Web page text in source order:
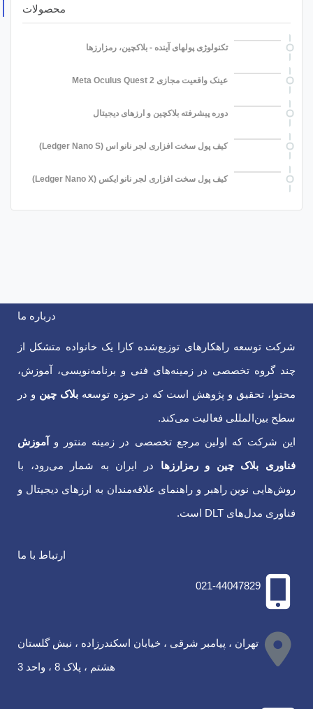
محصولات
تکنولوژی پولهای آینده - بلاکچین، رمزارزها
عینک واقعیت مجازی Meta Oculus Quest 2
دوره پیشرفته بلاکچین و ارزهای دیجیتال
کیف پول سخت افزاری لجر نانو اس (Ledger Nano S)
کیف پول سخت افزاری لجر نانو ایکس (Ledger Nano X)
درباره ما
شرکت توسعه راهکارهای توزیع‌شده کارا یک خانواده متشکل از
چند گروه تخصصی در زمینه‌های فنی و برنامه‌نویسی، آموزش،
محتوا، تحقیق و پژوهش است که در حوزه توسعه بلاک چین و در
سطح بین‌المللی فعالیت می‌کند.
این شرکت که اولین مرجع تخصصی در زمینه منتور و
آموزش
فناوری بلاک چین و رمزارزها در ایران به شمار می‌رود، با
روش‌هایی نوین راهبر و راهنمای علاقه‌مندان به ارزهای دیجیتال و
فناوری‌‌ مدل‌های DLT است.
ارتباط با ما
021-44047829
تهران ، پیامبر شرقی ، خیابان اسکندرزاده ، نبش گلستان
هشتم ، پلاک 8 ، واحد 3